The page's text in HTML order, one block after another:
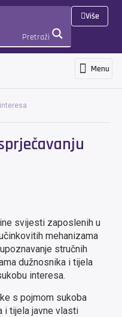
Pretraži
Više
Menu
svijesti zaposlenih u
mehanizama
stručnih
dužnosnika i tijela
interesa.
s pojmom sukoba
i tijela javne vlasti